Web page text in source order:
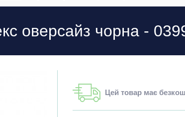
оверсайз чорна -
Цей товар має